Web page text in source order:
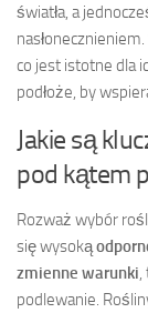
światła, a
co jest istotne dla
podłoże, by
Jakie są
pod kątem
Rozważ wybór
się wysoką
zmienne warunki,
podlewanie.